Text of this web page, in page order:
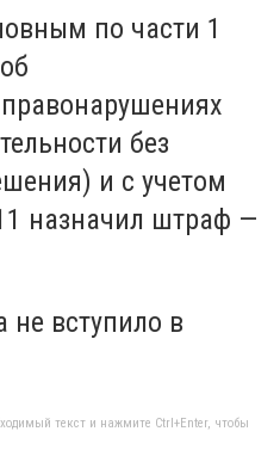
по части 1
без
и с учетом
назначил штраф —
не вступило в
текст и нажмите Ctrl+Enter, чтобы